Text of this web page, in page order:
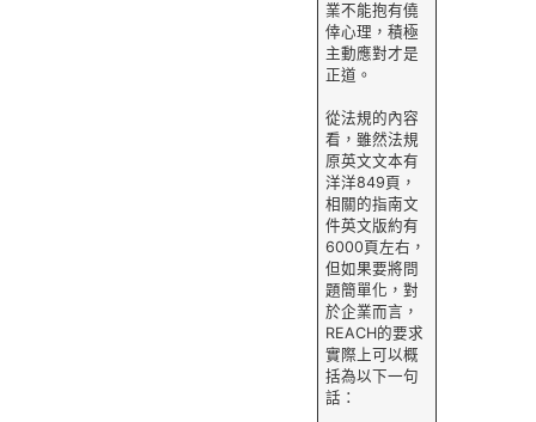
業不能抱有僥
倖心理，積極
主動應對才是
正道。
從法規的內容
看，雖然法規
原英文文本有
洋洋849頁，
相關的指南文
件英文版約有
6000頁左右，
但如果要將問
題簡單化，對
於企業而言，
REACH的要求
實際上可以概
括為以下一句
話：